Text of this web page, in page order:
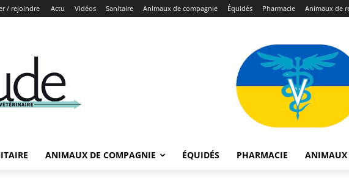
/ rejoindre Actu Vidéos Sanitaire Animaux de compagnie Équidés Pharmacie Animaux de
ANIMAUX DE COMPAGNIE ÉQUIDÉS PHARMACIE ANIMAUX